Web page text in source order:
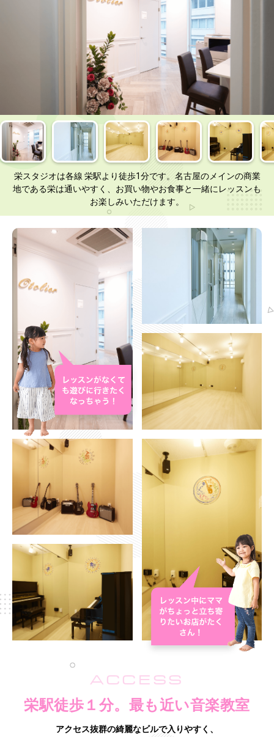
栄スタジオは各線 栄駅より徒歩1分です。名古屋のメインの商業
地である栄は通いやすく、お買い物やお食事と一緒にレッスンも
お楽しみいただけます。
ACCESS
栄駅徒歩１分。最も近い音楽教室
アクセス抜群の綺麗なビルで入りやすく、